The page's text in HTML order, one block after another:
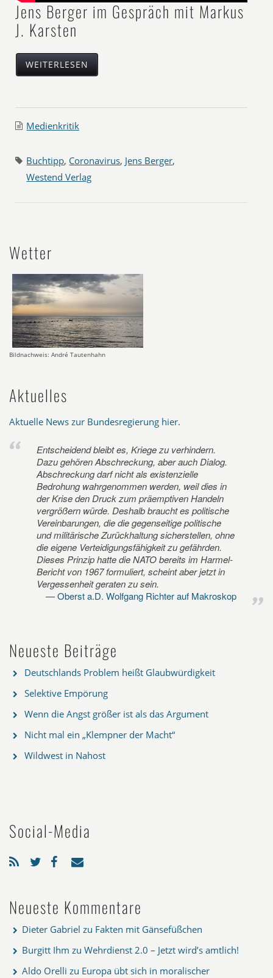
Jens Berger im Gespräch mit Markus
J. Karsten
WEITERLESEN
Medienkritik
Buchtipp, Coronavirus, Jens Berger,
Westend Verlag
Wetter
Bildnachweis: André Tautenhahn
Aktuelles
Aktuelle News zur Bundesregierung hier.
Entscheidend bleibt es, Kriege zu verhindern.
Dazu gehören Abschreckung, aber auch Dialog.
Abschreckung darf nicht als existenzielle
Bedrohung wahrgenommen werden, weil dies in
der Krise den Druck zum präemptiven Handeln
vergrößern würde. Deshalb braucht es politische
Vereinbarungen, die die gegenseitige politische
und militärische Zurückhaltung sicherstellen, ohne
die eigene Verteidigungsfähigkeit zu gefährden.
Dieses Prinzip hatte die NATO bereits im Harmel-
Bericht von 1967 formuliert, scheint aber jetzt in
Vergessenheit geraten zu sein.
Oberst a.D. Wolfgang Richter auf Makroskop
Neueste Beiträge
Deutschlands Problem heißt Glaubwürdigkeit
Selektive Empörung
Wenn die Angst größer ist als das Argument
Nicht mal ein „Klempner der Macht“
Wildwest in Nahost
Social-Media
Neueste Kommentare
Dieter Gabriel zu Fakten mit Gänsefüßchen
Burgitt Ihm zu Wehrdienst 2.0 – Jetzt wird’s amtlich!
Aldo Orelli zu Europa übt sich in moralischer